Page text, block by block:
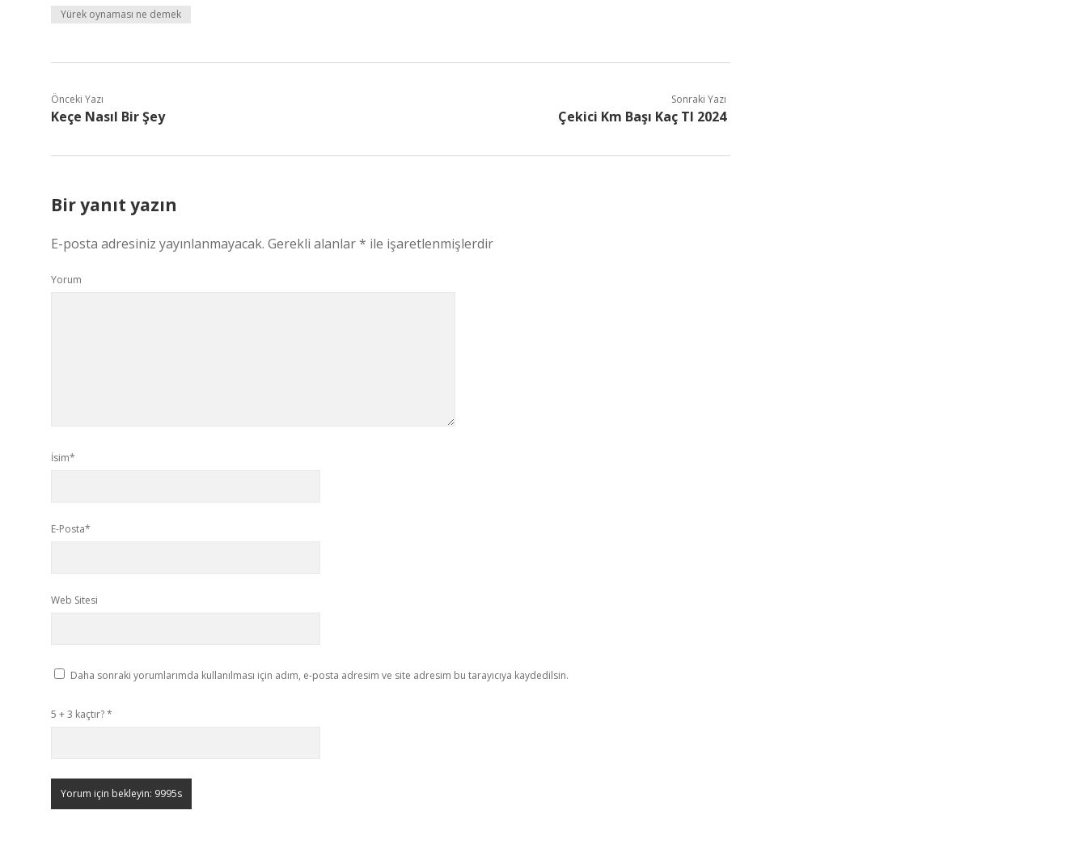
Yürek oynaması ne demek
Önceki Yazı
Keçe Nasıl Bir Şey
Sonraki Yazı
Çekici Km Başı Kaç Tl 2024
Bir yanıt yazın
E-posta adresiniz yayınlanmayacak. Gerekli alanlar* ile işaretlenmişlerdir
Yorum
İsim*
E-Posta*
Web Sitesi
Daha sonraki yorumlarımda kullanılması için adım, e-posta adresim ve site adresim bu tarayıcıya kaydedilsin.
5 + 3 kaçtır?*